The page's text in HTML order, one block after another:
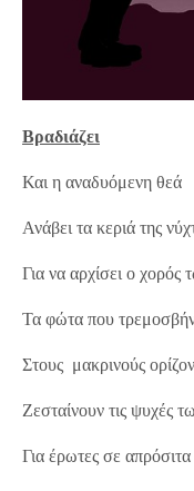
Βραδιάζει
Και η αναδυόμενη θεά
Ανάβει τα κεριά της
Για να αρχίσει ο χορός
Τα φώτα που
Στους μακρινούς
Ζεσταίνουν τις ψυχές
Για έρωτες σε